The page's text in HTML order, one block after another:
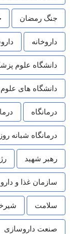
جنگ رمضان
داروخانه
دانشگاه علوم
دانشگاه های
درمانگاه
درمانگاه شبانه
رهبر شهید
سازمان غذا و دارو
سلامت
صنعت داروسازی